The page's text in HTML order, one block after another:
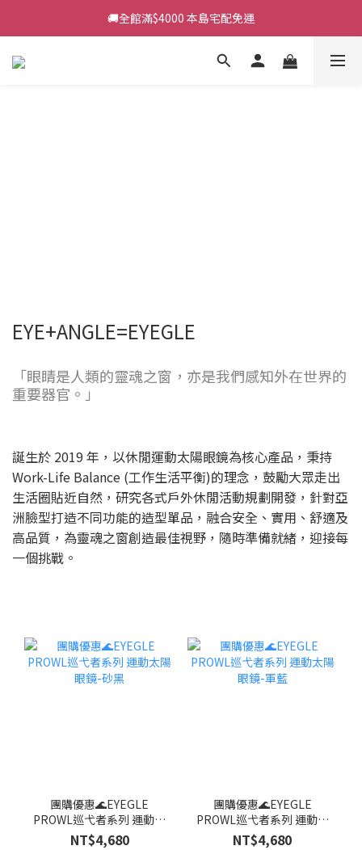
🚚全館滿$4000 本島宅配免運
EYE+ANGLE=EYEGLE
「眼睛是人類的靈魂之窗，亦是我們感知外在世界的
重要器官。」
誕生於 2019 年，以休閒運動太陽眼鏡為核心產品，秉持
Work-Life Balance (工作生活平衡)的理念，鼓勵大眾走出
生活圈貼近自然，研究各式戶外休閒活動規劃開發，針對亞
洲臉型打造不同功能的造型單品，融合安全、實用、舒適及
高品質，為靈魂之窗創造最佳視野，隨時準備就緒，迎接每
一個挑戰。
團購優惠🌊EYEGLE
PROWL巡弋者系列 運動太
陽眼鏡-砂黑
NT$4,680
團購優惠🌊EYEGLE
PROWL巡弋者系列 運動太
陽眼鏡-軍藍
NT$4,680